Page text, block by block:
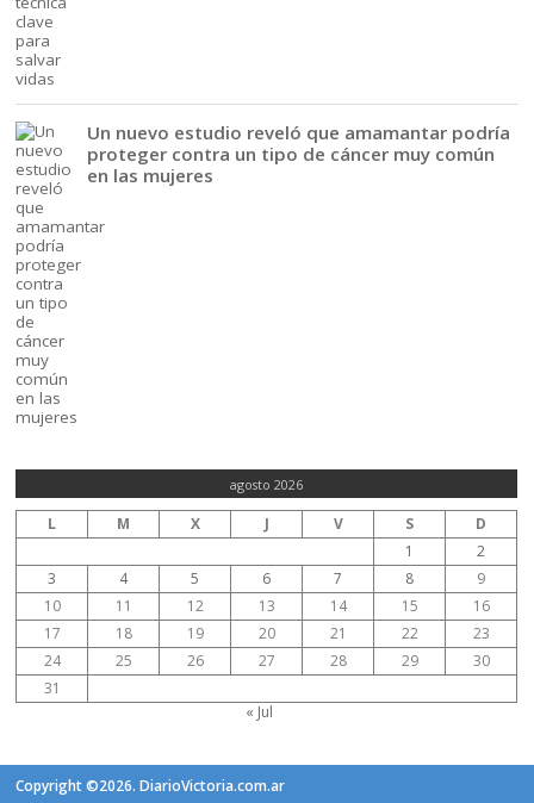
Un nuevo estudio reveló que amamantar podría
proteger contra un tipo de cáncer muy común
en las mujeres
agosto 2026
L M X J V S
D
1
2
3
4 5 6 7 8
9
10
11 12 13 14 15
16
17
18 19 20 21 22
23
24
25 26 27 28 29
30
31
« Jul
Copyright ©2026. DiarioVictoria.com.ar